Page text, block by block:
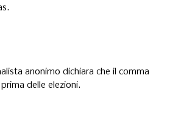
anonimo dichiara che il comma
delle elezioni.